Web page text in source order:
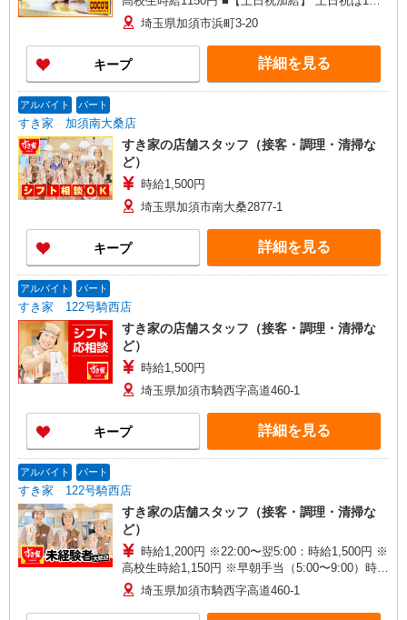
間当たり＋100円 ■特別手当 早朝手当（5:00〜
8:00）時給＋200円
埼玉県加須市浜町3-20
キープ 詳細を見る
アルバイト パート
すき家 加須南大桑店
すき家の店舗スタッフ（接客・調理・清掃な
ど）
時給1,500円
埼玉県加須市南大桑2877-1
キープ 詳細を見る
アルバイト パート
すき家 122号騎西店
すき家の店舗スタッフ（接客・調理・清掃な
ど）
時給1,500円
埼玉県加須市騎西字高道460-1
キープ 詳細を見る
アルバイト パート
すき家 122号騎西店
すき家の店舗スタッフ（接客・調理・清掃な
ど）
時給1,200円 ※22:00〜翌5:00：時給1,500円 ※
高校生時給1,150円 ※早朝手当（5:00〜9:00）時給
＋150円
埼玉県加須市騎西字高道460-1